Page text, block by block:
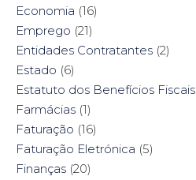
Economia (16)
Emprego (21)
Entidades Contratantes (2)
Estado (6)
Estatuto dos Benefícios Fiscais
Farmácias (1)
Faturação (16)
Faturação Eletrónica (5)
Finanças (20)